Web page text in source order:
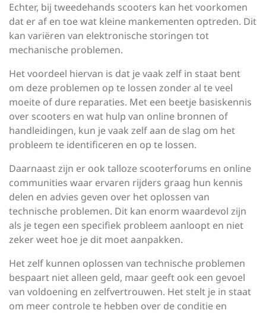
Echter, bij tweedehands scooters kan het voorkomen
dat er af en toe wat kleine mankementen optreden. Dit
kan variëren van elektronische storingen tot
mechanische problemen.
Het voordeel hiervan is dat je vaak zelf in staat bent
om deze problemen op te lossen zonder al te veel
moeite of dure reparaties. Met een beetje basiskennis
over scooters en wat hulp van online bronnen of
handleidingen, kun je vaak zelf aan de slag om het
probleem te identificeren en op te lossen.
Daarnaast zijn er ook talloze scooterforums en online
communities waar ervaren rijders graag hun kennis
delen en advies geven over het oplossen van
technische problemen. Dit kan enorm waardevol zijn
als je tegen een specifiek probleem aanloopt en niet
zeker weet hoe je dit moet aanpakken.
Het zelf kunnen oplossen van technische problemen
bespaart niet alleen geld, maar geeft ook een gevoel
van voldoening en zelfvertrouwen. Het stelt je in staat
om meer controle te hebben over de conditie en